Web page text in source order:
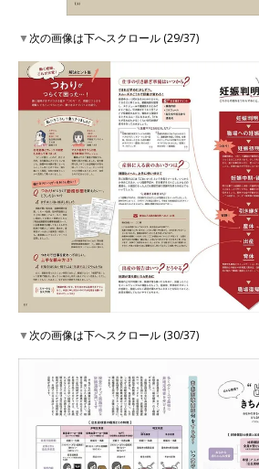
▼次の画像は下へスクロール (29/37)
▼次の画像は下へスクロール (30/37)